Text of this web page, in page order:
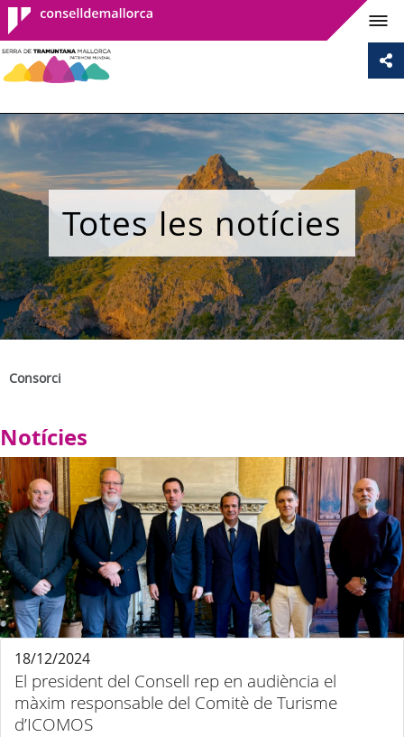
Consell de
Mallorca
Totes les notícies
Consorci
Notícies
El president del Consell rep en audiència el
màxim responsable del Comitè de Turisme
d’ICOMOS
18/12/2024